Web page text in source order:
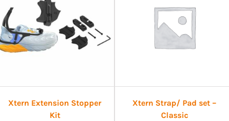
Xtern Extension Stopper
Kit
Xtern Strap/ Pad set –
Classic